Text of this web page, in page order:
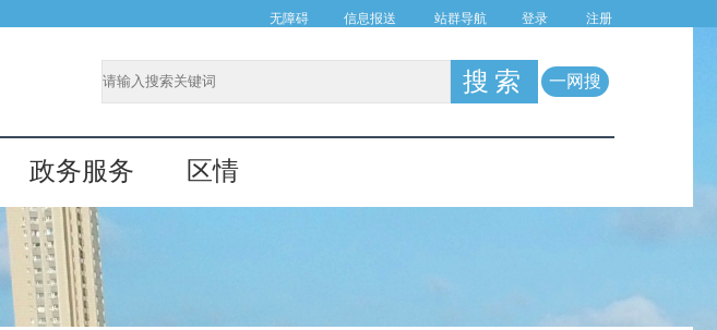
无障碍 信息报送 站群导航 登录 注册
一网搜
政务服务 区情